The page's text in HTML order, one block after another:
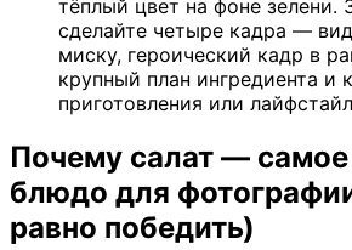
тёплый цвет на фоне зелени.
сделайте четыре кадра —
миску, героический кадр в
крупный план ингредиента и
приготовления или
Почему салат —
блюдо для
равно победить)